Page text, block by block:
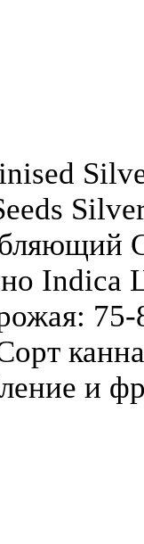
Indica
и